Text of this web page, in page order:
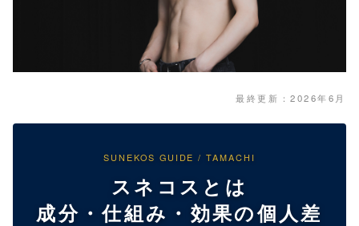
最終更新：2026年6月
SUNEKOS GUIDE / TAMACHI
スネコスとは
成分・仕組み・効果の個人差